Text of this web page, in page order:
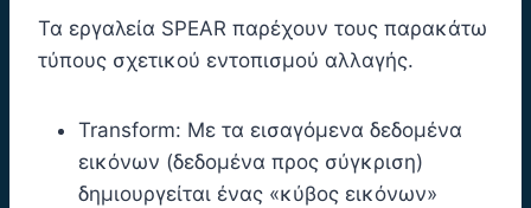
Τα εργαλεία SPEAR παρέχουν τους παρακάτω
τύπους σχετικού εντοπισμού αλλαγής.
Transform: Με τα εισαγόμενα δεδομένα
εικόνων (δεδομένα προς σύγκριση)
δημιουργείται ένας «κύβος εικόνων»